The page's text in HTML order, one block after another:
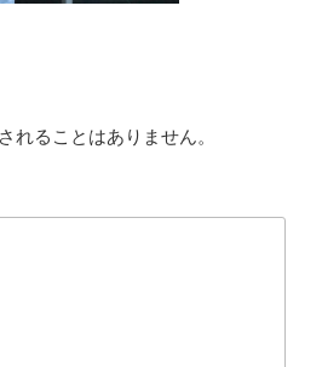
れることはありません。